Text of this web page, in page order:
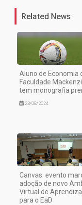
Related News
Aluno de Economia
Faculdade
tem monografia
23/08/2024
Canvas: evento
adoção de novo
Virtual de
para o EaD